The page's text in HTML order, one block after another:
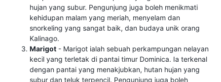
hujan yang subur. Pengunjung juga boleh menikmati
kehidupan malam yang meriah, menyelam dan
snorkeling yang sangat baik, dan budaya unik orang
Kalinago.
Marigot - Marigot ialah sebuah perkampungan nelayan
kecil yang terletak di pantai timur Dominica. Ia terkenal
dengan pantai yang menakjubkan, hutan hujan yang
subur dan teluk terpencil. Pengunjung juga boleh